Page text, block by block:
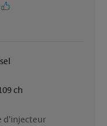
ch
d'injecteur